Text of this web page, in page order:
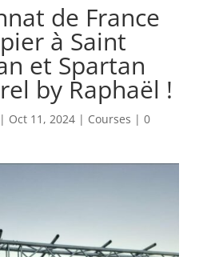
de France
à Saint
et Spartan
by Raphaël !
Oct 11, 2024| Courses | 0